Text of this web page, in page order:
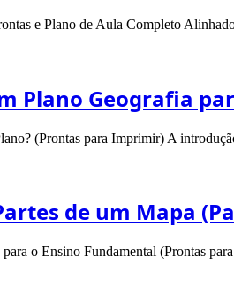
e Plano de Aula Completo
Plano Geografia
(Prontas para Imprimir) A
de um Mapa
o Ensino Fundamental (Prontas